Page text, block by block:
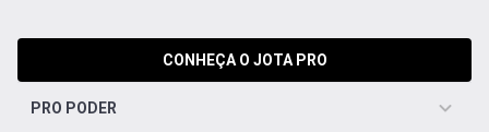
CONHEÇA O JOTA PRO
PRO PODER